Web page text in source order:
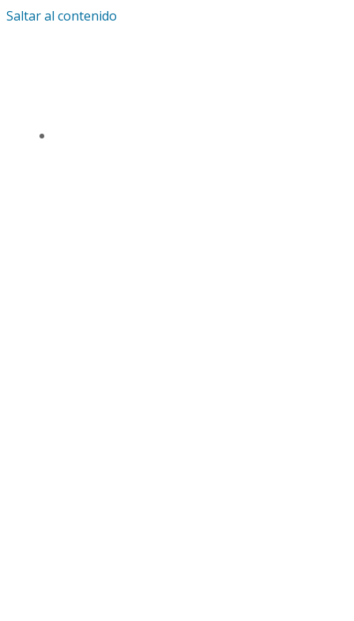
Saltar al contenido